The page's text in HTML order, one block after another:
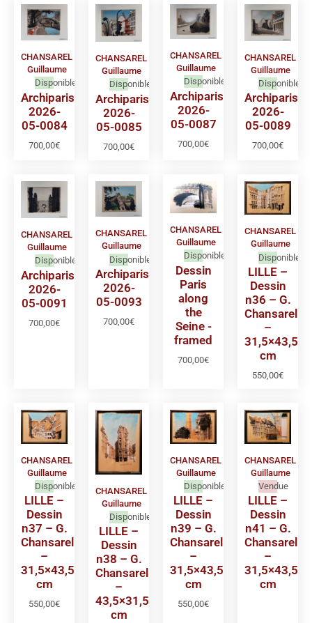
CHANSAREL
Guillaume
Disponible
Archiparis
2026-
05-0084
700,00€
CHANSAREL
Guillaume
Disponible
Archiparis
2026-
05-0085
700,00€
CHANSAREL
Guillaume
Disponible
Archiparis
2026-
05-0087
700,00€
CHANSAREL
Guillaume
Disponible
Archiparis
2026-
05-0089
700,00€
CHANSAREL
Guillaume
Disponible
Archiparis
2026-
05-0091
700,00€
CHANSAREL
Guillaume
Disponible
Archiparis
2026-
05-0093
700,00€
CHANSAREL
Guillaume
Disponible
Dessin
Paris
along
the
Seine -
framed
700,00€
CHANSAREL
Guillaume
Disponible
LILLE –
Dessin
n36 – G.
Chansarel
–
31,5×43,5
cm
550,00€
CHANSAREL
Guillaume
Disponible
LILLE –
Dessin
n37 – G.
Chansarel
–
31,5×43,5
cm
550,00€
CHANSAREL
Guillaume
Disponible
LILLE –
Dessin
n38 – G.
Chansarel
–
43,5×31,5
cm
CHANSAREL
Guillaume
Disponible
LILLE –
Dessin
n39 – G.
Chansarel
–
31,5×43,5
cm
550,00€
CHANSAREL
Guillaume
Vendue
LILLE –
Dessin
n41 – G.
Chansarel
–
31,5×43,5
cm